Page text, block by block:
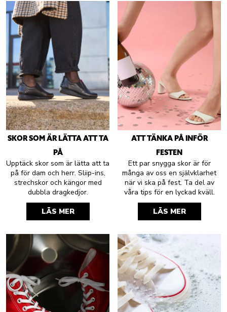
SKOR SOM ÄR LÄTTA ATT TA
PÅ
Upptäck skor som är lätta att ta
på för dam och herr. Sliip-ins,
strechskor och kängor med
dubbla dragkedjor.
LÄS MER
ATT TÄNKA PÅ INFÖR
FESTEN
Ett par snygga skor är för
många av oss en självklarhet
när vi ska på fest. Ta del av
våra tips för en lyckad kväll.
LÄS MER